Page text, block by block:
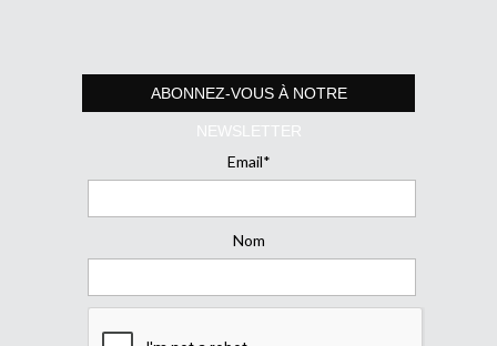
ABONNEZ-VOUS À NOTRE
NEWSLETTER
Email*
Nom